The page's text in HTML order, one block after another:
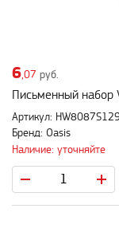
6,07 руб.
Письменный набор
Артикул:
Бренд: Oasis
Наличие: уточняйте